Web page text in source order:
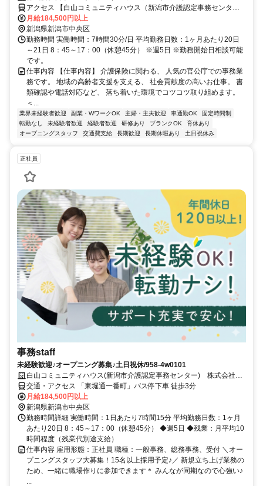
間休日120日以上☆
アクセス 【白山コミュニティハウス（新潟市介護認定事務センタ
ー）での勤務】「東堀通一番町」バス停下車 徒歩3分
月給184,500円以上
新潟県新潟市中央区
勤務時間 実働時間：7時間30分/日 平均勤務日数：1ヶ月あたり20日
～21日 8：45～17：00（休憩45分） ※週5日 ※勤務開始日相談可能
です。
仕事内容 【仕事内容】 介護保険に関わる、 人気の官公庁での事務業
務です。 地域の高齢者支援を支える、 社会貢献度の高いお仕事。 書
類確認や電話対応など、 落ち着いた環境でコツコツ取り組めます。
＜...
業界未経験者歓迎 副業・WワークOK 主婦・主夫歓迎 車通勤OK
固定時間制
転勤なし
未経験者歓迎 経験者歓迎 研修あり ブランクOK
育休あり
オープニングスタッフ
交通費支給 長期歓迎 長期休暇あり 土日祝休み
正社員
事務staff
未経験歓迎♪オープニング募集♪土日祝休/958-4w0101
白山コミュニティハウス(新潟市介護認定事務センター) 株式会社日
本ビジネスデータープロセシングセンター
交通・アクセス 「東堀通⼀番町」バス停下⾞ 徒歩3分
月給184,500円以上
新潟県新潟市中央区
勤務時間詳細 実働時間：1日あたり7時間15分 平均勤務日数：1ヶ月
あたり20日 8：45～17：00（休憩45分） ◆週5日 ◆残業：⽉平均10
時間程度（残業代別途⽀給）
仕事内容 雇用形態：正社員 職種：一般事務、総務事務、受付 ＼オー
プニングスタッフ大募集！15名以上採用予定♪／ 新規⽴ち上げ業務の
ため、⼀緒に職場作りに参加できます＊ みんなが同期なので心強い♪
...